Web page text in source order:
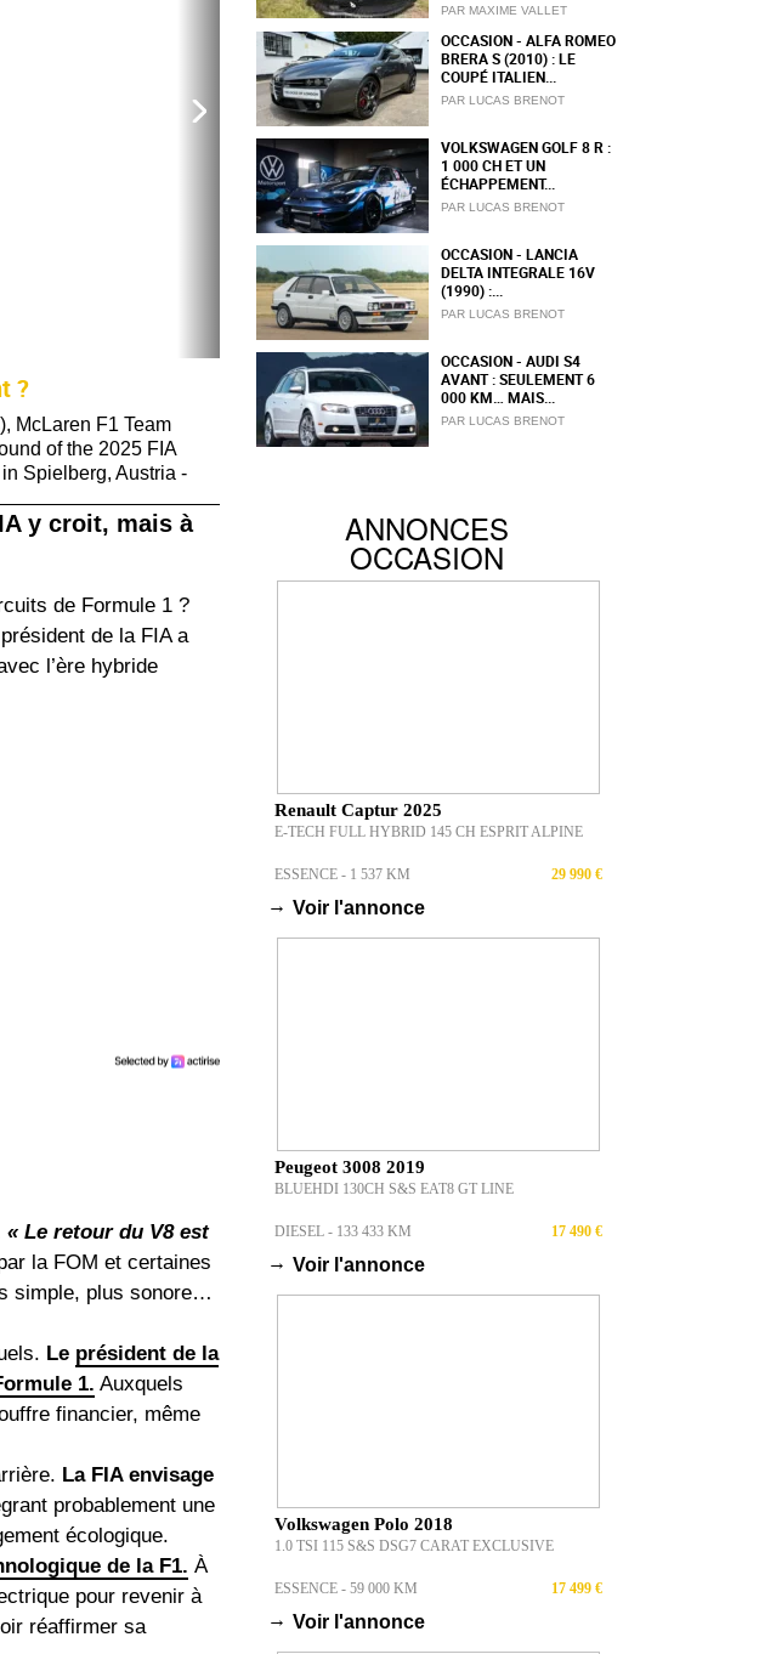
?
McLaren F1 Team
of the 2025 FIA
Spielberg, Austria -
y croit, mais à
de Formule 1 ?
de la FIA a
l’ère hybride
« Le retour du V8 est
la FOM et certaines
simple, plus sonore…
Le président de la
1. Auxquels
financier, même
La FIA envisage
probablement une
écologique.
de la F1. À
pour revenir à
réaffirmer sa
PAR MAXIME VALLET
OCCASION - ALFA ROMEO
BRERA S (2010) : LE
COUPÉ ITALIEN...
PAR LUCAS BRENOT
VOLKSWAGEN GOLF 8 R :
1 000 CH ET UN
ÉCHAPPEMENT...
PAR LUCAS BRENOT
OCCASION - LANCIA
DELTA INTEGRALE 16V
(1990) :...
PAR LUCAS BRENOT
OCCASION - AUDI S4
AVANT : SEULEMENT 6
000 KM… MAIS...
PAR LUCAS BRENOT
ANNONCES
OCCASION
Renault Captur 2025
E-TECH FULL HYBRID 145 CH ESPRIT ALPINE
ESSENCE - 1 537 KM 29 990 €
→ Voir l'annonce
Peugeot 3008 2019
BLUEHDI 130CH S&S EAT8 GT LINE
DIESEL - 133 433 KM 17 490 €
→ Voir l'annonce
Volkswagen Polo 2018
1.0 TSI 115 S&S DSG7 CARAT EXCLUSIVE
ESSENCE - 59 000 KM 17 499 €
→ Voir l'annonce